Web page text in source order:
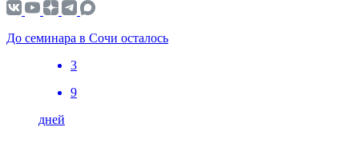
До семинара в Сочи осталось
3
9
дней